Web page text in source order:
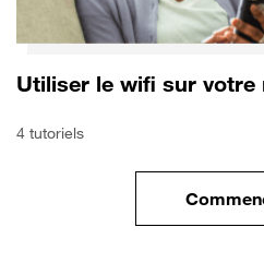
Utiliser le wifi sur votre
4 tutoriels
le